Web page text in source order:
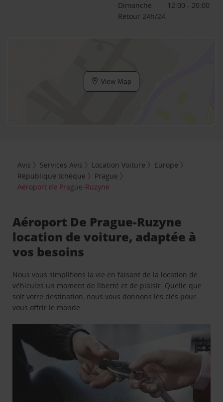
Dimanche
12:00 - 20:00
Retour 24h/24
View Map
Avis Services Avis Location Voiture
Europe
République tchèque
Prague
Aéroport de Prague-Ruzyne
Aéroport De Prague-Ruzyne
location de voiture, adaptée à
vos besoins
Nous vous simplifions la vie en faisant de la location de
véhicules un moment de liberté et de plaisir. Quelle que
soit votre destination, nous vous donnons les clés pour
vous offrir le monde.